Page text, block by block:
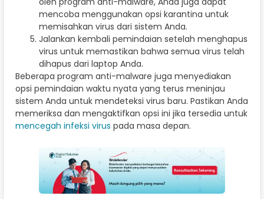
mencoba menggunakan opsi karantina untuk
memisahkan virus dari sistem Anda.
Jalankan kembali pemindaian setelah menghapus
virus untuk memastikan bahwa semua virus telah
dihapus dari laptop Anda.
Beberapa program anti-malware juga menyediakan
opsi pemindaian waktu nyata yang terus meninjau
sistem Anda untuk mendeteksi virus baru. Pastikan Anda
memeriksa dan mengaktifkan opsi ini jika tersedia untuk
mencegah infeksi virus pada masa depan.